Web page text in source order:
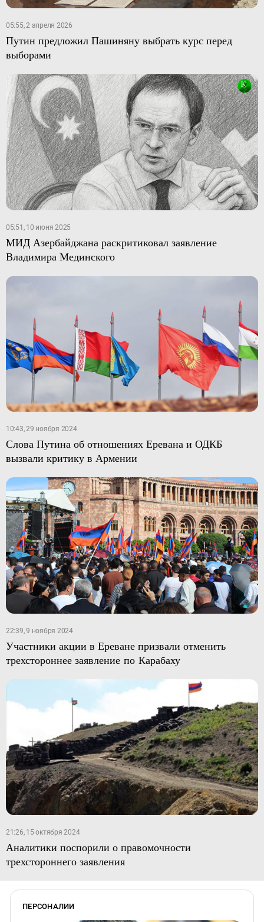
05:55, 2 апреля 2026
Путин предложил Пашиняну выбрать курс перед
выборами
05:51, 10 июня 2025
МИД Азербайджана раскритиковал заявление
Владимира Мединского
10:43, 29 ноября 2024
Слова Путина об отношениях Еревана и ОДКБ
вызвали критику в Армении
22:39, 9 ноября 2024
Участники акции в Ереване призвали отменить
трехстороннее заявление по Карабаху
21:26, 15 октября 2024
Аналитики поспорили о правомочности
трехстороннего заявления
ПЕРСОНАЛИИ